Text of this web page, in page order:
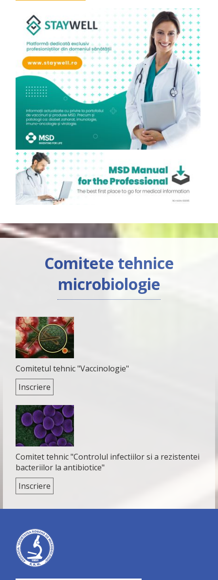
Comitete tehnice
microbiologie
Comitetul tehnic "Vaccinologie"
Inscriere
Comitet tehnic "Controlul infectiilor si a rezistentei
bacteriilor la antibiotice"
Inscriere